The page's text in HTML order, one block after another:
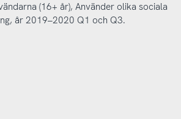
(16+ år), Använder olika sociala
år 2019–2020 Q1 och Q3.